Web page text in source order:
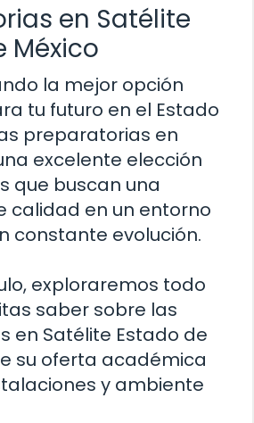
en Satélite
México
la mejor opción
tu futuro en el Estado
preparatorias en
excelente elección
que buscan una
calidad en un entorno
constante evolución.
exploraremos todo
saber sobre las
en Satélite Estado de
su oferta académica
y ambiente